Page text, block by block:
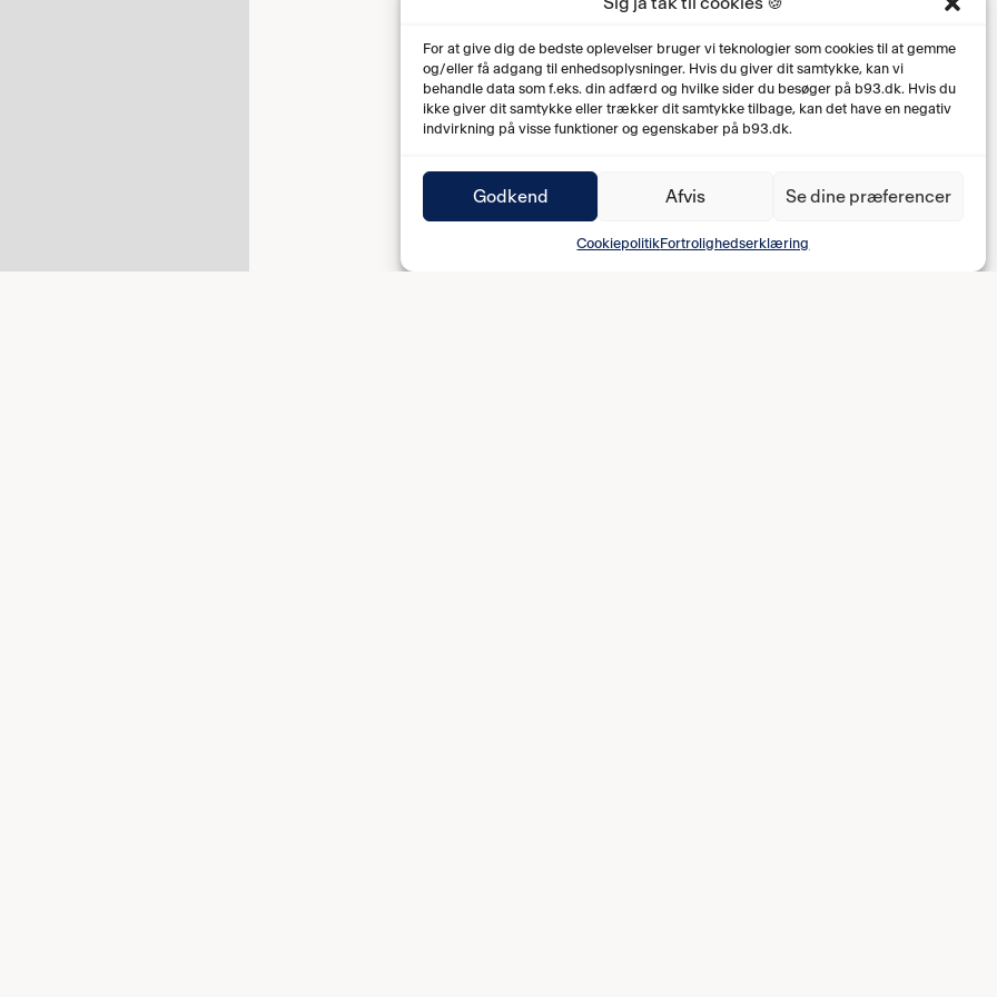
For at give dig de bedste oplevelser bruger vi teknologier som cookies til at gemme
og/eller få adgang til enhedsoplysninger. Hvis du giver dit samtykke, kan vi
behandle data som f.eks. din adfærd og hvilke sider du besøger på b93.dk. Hvis du
ikke giver dit samtykke eller trækker dit samtykke tilbage, kan det have en negativ
indvirkning på visse funktioner og egenskaber på b93.dk.
Godkend Afvis Se dine præferencer
CookiepolitikFortrolighedserklæring